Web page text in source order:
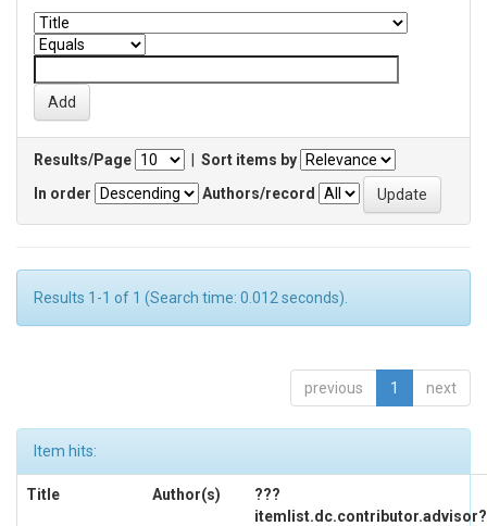
Results/Page
Sort items by
In order
Authors/record
Results 1-1 of 1 (Search time: 0.012 seconds).
previous 1 next
Item hits:
Title Author(s)
???